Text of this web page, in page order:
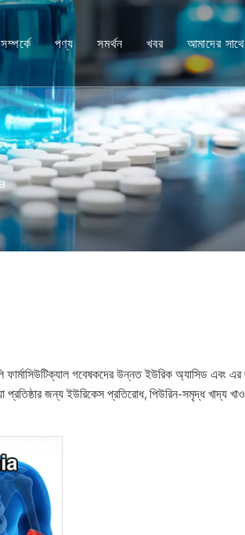
পণ্য
নন-হিউম্যান প্রাইমেট (NHP) মডেল
ইঁদুর প্রাণীর মডেল
মানব টিস্যু এবং প্রাক্তন ভিভো মডেল
সমন্বিত কার্যকারিতা মূল্যায়ন
ট্রান্সলেশনাল মেডিসিন এবং বায়োমার্কার
IND জমা সমর্থন
সমর্থন
সেবা
ডাউনলোড করুন
FAQ
ক্লায়েন্ট প্রশংসাপত্র
খবর আমাদের
গবেষকদের উন্নত ইউরিক অ্যাসিড এবং
প্রতিষ্ঠার জন্য ইউরিকেস প্রতিরোধ, পিউরিন-সমৃদ্ধ খাদ্য